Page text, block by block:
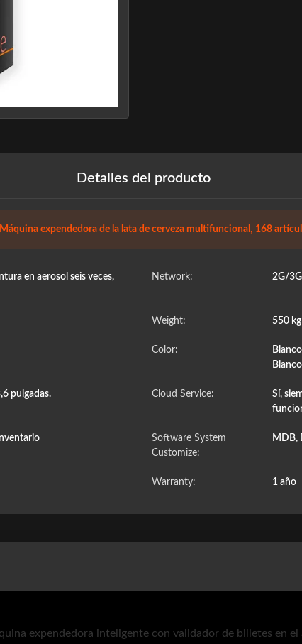
Detalles del producto
Máquina expendedora de la lata de cerveza multifuncional , 168
en aerosol seis veces,
Network: 2G/
Weight: 550
Color:
pulgadas. Cloud Service:
Sí,
Software System
Customize:
MDB,
Warranty: 1 año
expendedora inteligente con validador de billetes en